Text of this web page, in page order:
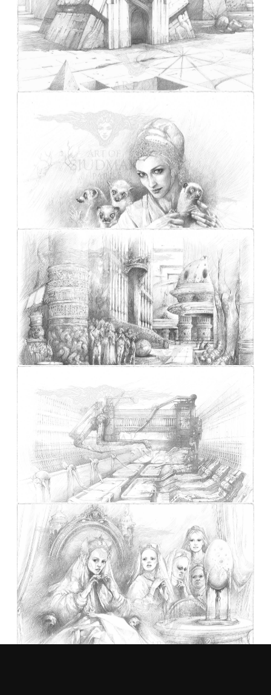
DUNE La porte vers l’infini
DUNE La dame aux cinq hermines
DUNE Réunion devant le Temple
DUNE Adieu